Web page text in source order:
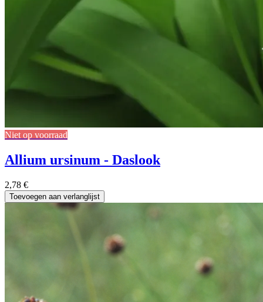
Niet op voorraad
Allium ursinum - Daslook
2,78 €
Toevoegen aan verlanglijst